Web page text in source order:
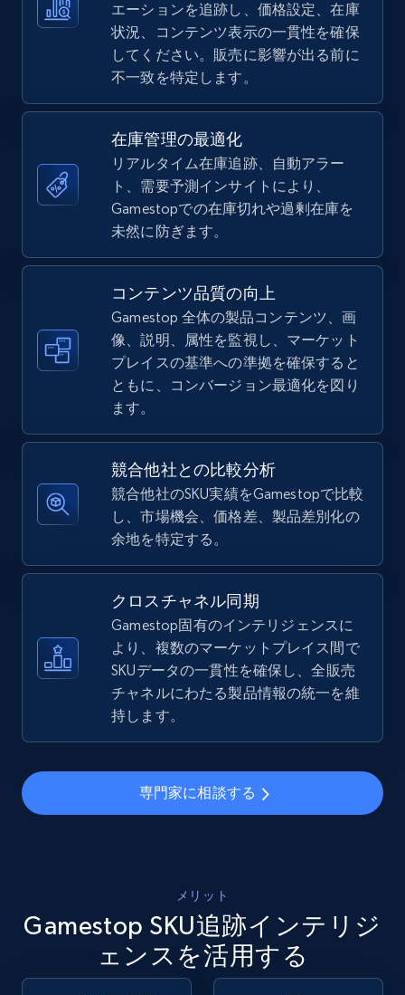
5.4K+ 668+ 今すぐ始める
URL, Title, Available, Description, Currency, Initial
price, Final price, Discount percent, and more.
5.4K+ 668+ 今すぐ始める
TikTok Shop - Collect TikTok shop products
URL, Title, Available, Description, Currency, Initial
price, Final price, Discount percent, and more.
TikTok Shop - discover records by shop url
URL, Title, Available, Description, Currency, Initial
price, Final price, Discount percent, and more.
今すぐ始める
Amazon sellers info
Seller id, URL, Seller name, Description, Detailed
info, Stars, Feedbacks, Return policy, and more.
2.5K+ 378+ 今すぐ始める
URL, Product id, Title, Seller name, Seller rating,
Seller reviews, Breadcrumbs, Root category, and
more.
2.5K+ 359+ 今すぐ始める
エーションを追跡し、価格設定、在庫
状況、コンテンツ表示の一貫性を確保
してください。販売に影響が出る前に
不一致を特定します。
在庫管理の最適化
リアルタイム在庫追跡、自動アラー
ト、需要予測インサイトにより、
Gamestopでの在庫切れや過剰在庫を
未然に防ぎます。
コンテンツ品質の向上
Gamestop 全体の製品コンテンツ、画
像、説明、属性を監視し、マーケット
プレイスの基準への準拠を確保すると
ともに、コンバージョン最適化を図り
ます。
競合他社との比較分析
競合他社のSKU実績をGamestopで比較
し、市場機会、価格差、製品差別化の
余地を特定する。
クロスチャネル同期
Gamestop固有のインテリジェンスに
より、複数のマーケットプレイス間で
SKUデータの一貫性を確保し、全販売
チャネルにわたる製品情報の統一を維
持します。
専門家に相談する
メリット
Gamestop SKU追跡インテリジ
ェンスを活用する